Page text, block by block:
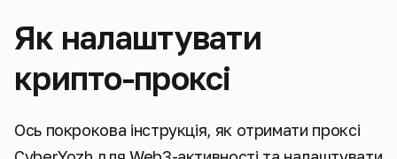
Як налаштувати
крипто-проксі
Ось покрокова інструкція, як отримати проксі